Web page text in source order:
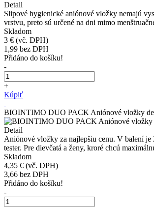
Detail
Slipové hygienické aniónové vložky nemajú
vrstvu, preto sú určené na dni mimo
Skladom
3 € (vč. DPH)
1,99 bez DPH
Přidáno do košíku!
-
+
Kúpiť
BIOINTIMO DUO PACK Aniónové vložky
Detail
Aniónové vložky za najlepšiu cenu. V balení je
tester. Pre dievčatá a ženy, kroré chcú
Skladom
4,35 € (vč. DPH)
3,66 bez DPH
Přidáno do košíku!
-